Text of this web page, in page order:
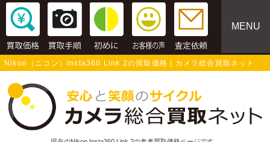
MENU
Nikon（ニコン）Insta360 Link 2の買取価格 | カメラ総合買取ネット